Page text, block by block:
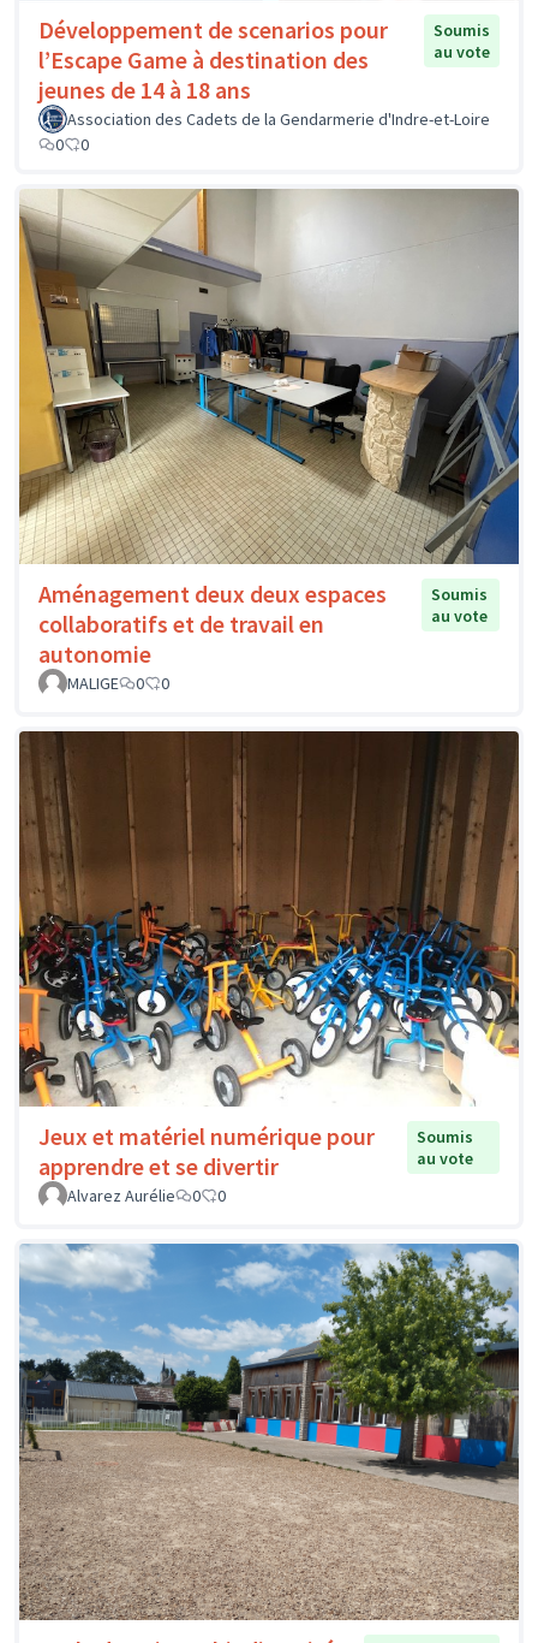
Développement de scenarios pour
l’Escape Game à destination des
jeunes de 14 à 18 ans
Soumis
au vote
Association des Cadets de la Gendarmerie d'Indre-et-Loire
0
0
Aménagement deux deux espaces
collaboratifs et de travail en
autonomie
Soumis
au vote
MALIGE 0 0
Jeux et matériel numérique pour
apprendre et se divertir
Soumis
au vote
Alvarez Aurélie
0 0